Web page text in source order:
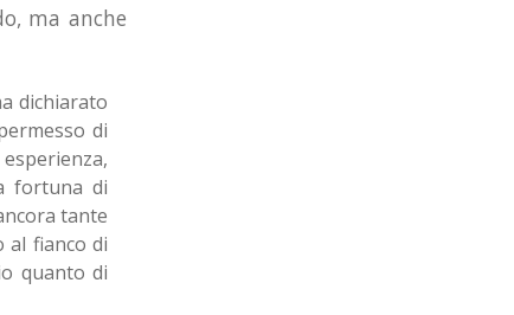
ma anche
dichiarato
di
fortuna di
tante
al fianco di
quanto di